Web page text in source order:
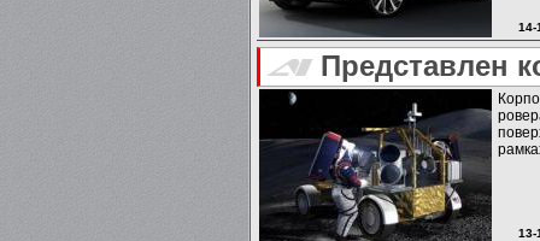
14-
Представлен
13-